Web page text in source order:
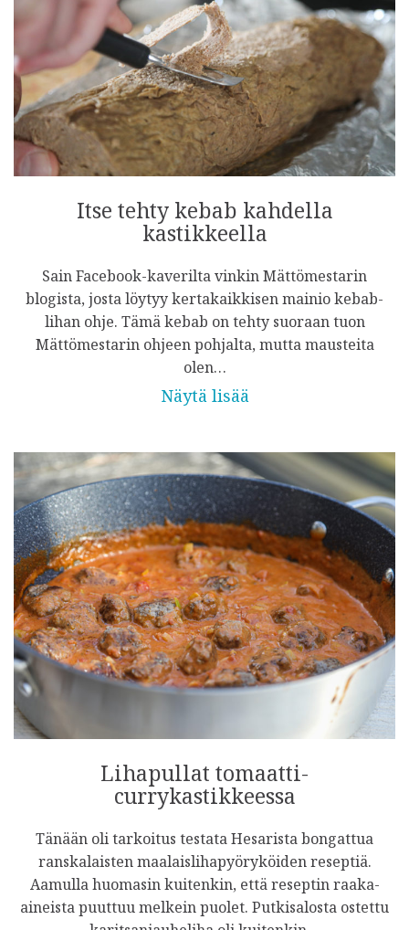
Itse tehty kebab kahdella
kastikkeella
Sain Facebook-kaverilta vinkin Mättömestarin
blogista, josta löytyy kertakaikkisen mainio kebab-
lihan ohje. Tämä kebab on tehty suoraan tuon
Mättömestarin ohjeen pohjalta, mutta mausteita
olen…
Näytä lisää
Lihapullat tomaatti-
currykastikkeessa
Tänään oli tarkoitus testata Hesarista bongattua
ranskalaisten maalaislihapyöryköiden reseptiä.
Aamulla huomasin kuitenkin, että reseptin raaka-
aineista puuttuu melkein puolet. Putkisalosta ostettu